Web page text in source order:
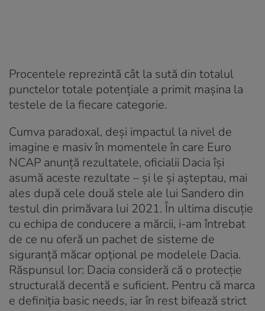
Procentele reprezintă cât la sută din totalul
punctelor totale potențiale a primit mașina la
testele de la fiecare categorie.
Cumva paradoxal, deși impactul la nivel de
imagine e masiv în momentele în care Euro
NCAP anunță rezultatele, oficialii Dacia își
asumă aceste rezultate – și le și așteptau, mai
ales după cele două stele ale lui Sandero din
testul din primăvara lui 2021. În ultima discuție
cu echipa de conducere a mărcii, i-am întrebat
de ce nu oferă un pachet de sisteme de
siguranță măcar opțional pe modelele Dacia.
Răspunsul lor: Dacia consideră că o protecție
structurală decentă e suficient. Pentru că marca
e definiția basic needs, iar în rest bifează strict